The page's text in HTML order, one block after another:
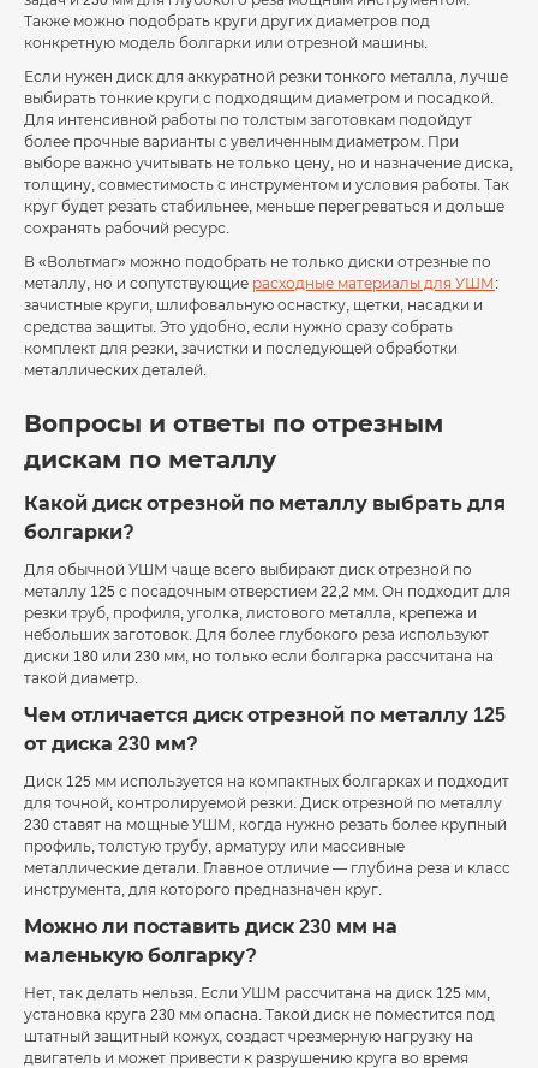
Также можно подобрать круги других диаметров под
конкретную модель болгарки или отрезной машины.
Если нужен диск для аккуратной резки тонкого металла, лучше
выбирать тонкие круги с подходящим диаметром и посадкой.
Для интенсивной работы по толстым заготовкам подойдут
более прочные варианты с увеличенным диаметром. При
выборе важно учитывать не только цену, но и назначение диска,
толщину, совместимость с инструментом и условия работы. Так
круг будет резать стабильнее, меньше перегреваться и дольше
сохранять рабочий ресурс.
В «Вольтмаг» можно подобрать не только диски отрезные по
металлу, но и сопутствующие расходные материалы для УШМ:
зачистные круги, шлифовальную оснастку, щетки, насадки и
средства защиты. Это удобно, если нужно сразу собрать
комплект для резки, зачистки и последующей обработки
металлических деталей.
Вопросы и ответы по отрезным
дискам по металлу
Какой диск отрезной по металлу выбрать для
болгарки?
Для обычной УШМ чаще всего выбирают диск отрезной по
металлу 125 с посадочным отверстием 22,2 мм. Он подходит для
резки труб, профиля, уголка, листового металла, крепежа и
небольших заготовок. Для более глубокого реза используют
диски 180 или 230 мм, но только если болгарка рассчитана на
такой диаметр.
Чем отличается диск отрезной по металлу 125
от диска 230 мм?
Диск 125 мм используется на компактных болгарках и подходит
для точной, контролируемой резки. Диск отрезной по металлу
230 ставят на мощные УШМ, когда нужно резать более крупный
профиль, толстую трубу, арматуру или массивные
металлические детали. Главное отличие — глубина реза и класс
инструмента, для которого предназначен круг.
Можно ли поставить диск 230 мм на
маленькую болгарку?
Нет, так делать нельзя. Если УШМ рассчитана на диск 125 мм,
установка круга 230 мм опасна. Такой диск не поместится под
штатный защитный кожух, создаст чрезмерную нагрузку на
двигатель и может привести к разрушению круга во время